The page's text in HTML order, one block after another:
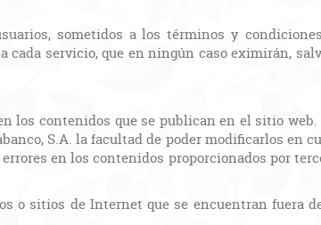
sometidos a los términos y
servicio, que en ningún caso eximirán,
los contenidos que se publican en el sitio
S.A. la facultad de poder modificarlos en
en los contenidos proporcionados por
o sitios de Internet que se encuentran fuera